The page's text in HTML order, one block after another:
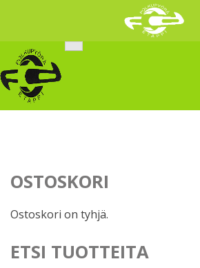
content
OSTOSKORI
Ostoskori on tyhjä.
ETSI TUOTTEITA